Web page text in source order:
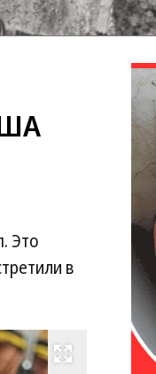
Это
в
Развернуть на весь экран